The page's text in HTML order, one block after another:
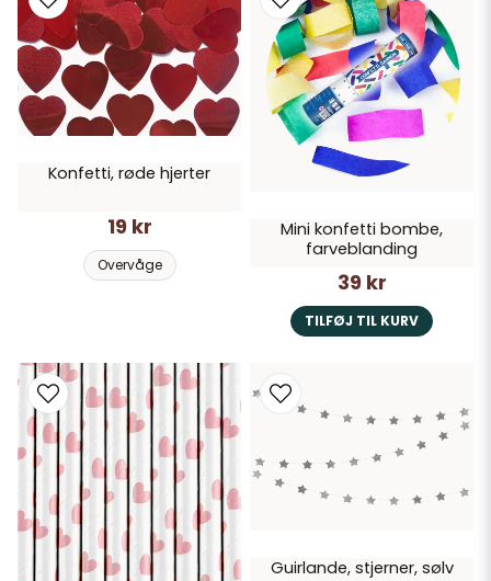
Konfetti, røde hjerter
19 kr
Overvåge
Mini konfetti bombe,
farveblanding
39 kr
TILFØJ TIL KURV
Guirlande, stjerner, sølv